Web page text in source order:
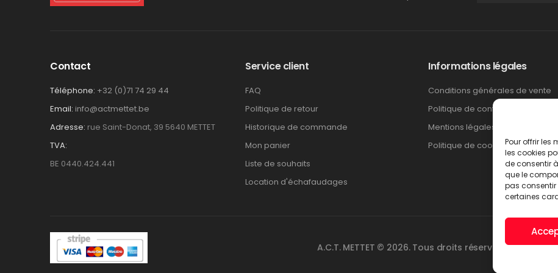
Pour offrir les
les cookies
de consentir
que le
pas consentir
certaines
Contact
Téléphone: +32 (0)71 74 29 44
Email: info@actmettet.be
Adresse: rue Saint-Donat, 39 5640 METTET
TVA:
BE 0440.424.441
Service client
FAQ
Politique de retour
Historique de commande
Mon panier
Liste de souhaits
Location d'échafaudages
Informations légales
Conditions générales de vente
Politique de confidentialité
Mentions légales
Politique de cookies
A.C.T. METTET © 2026. Tous droits réservés